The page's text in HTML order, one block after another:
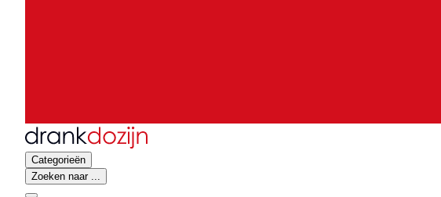
Categorieën
Zoeken naar ...